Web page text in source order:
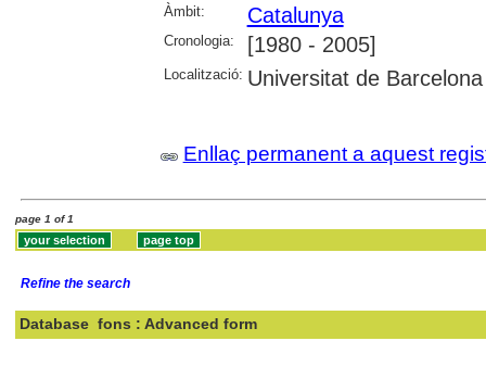
Àmbit:
Catalunya
Cronologia: [1980 - 2005]
Localització: Universitat de Barcelona
Enllaç permanent a aquest
page 1 of 1
Refine the search
Database fons : Advanced form